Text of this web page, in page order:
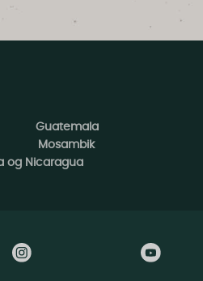
Guatemala
Mosambik
og Nicaragua